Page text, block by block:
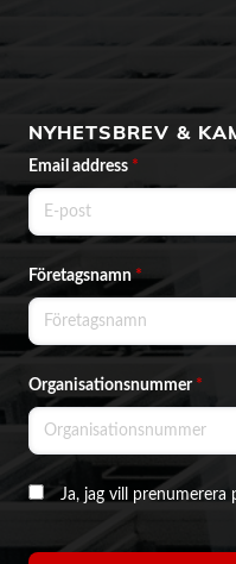
NYHETSBREV &
Email address *
Företagsnamn*
Organisationsnummer *
Ja, jag vill prenumerera